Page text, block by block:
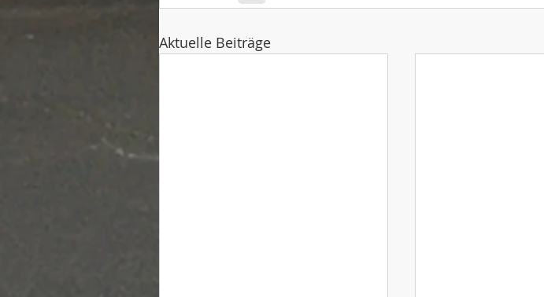
Aktuelle Beiträge